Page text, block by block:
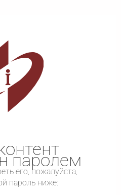
паролем
его, пожалуйста,
пароль ниже: